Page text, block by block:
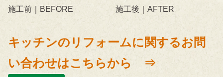
施工前｜BEFORE 施工後｜AFTER
キッチンのリフォームに関するお問
い合わせはこちらから ⇒